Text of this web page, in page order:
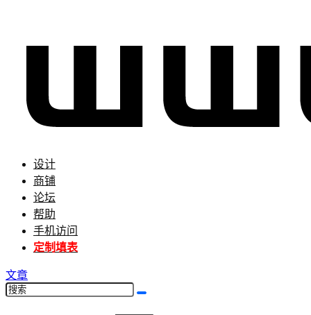
设计
商铺
论坛
帮助
手机访问
定制填表
文章